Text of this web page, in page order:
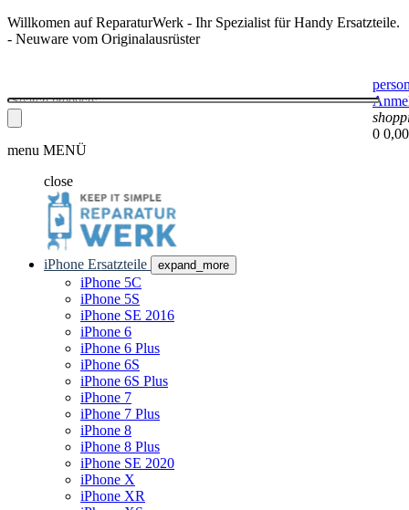
Willkomen auf ReparaturWerk - Ihr Spezialist für Handy Ersatzteile.
- Neuware vom Originalausrüster
0
menu MENÜ
close
iPhone Ersatzteile expand_more
iPhone 5C
iPhone 5S
iPhone SE 2016
iPhone 6
iPhone 6 Plus
iPhone 6S
iPhone 6S Plus
iPhone 7
iPhone 7 Plus
iPhone 8
iPhone 8 Plus
iPhone SE 2020
iPhone X
iPhone XR